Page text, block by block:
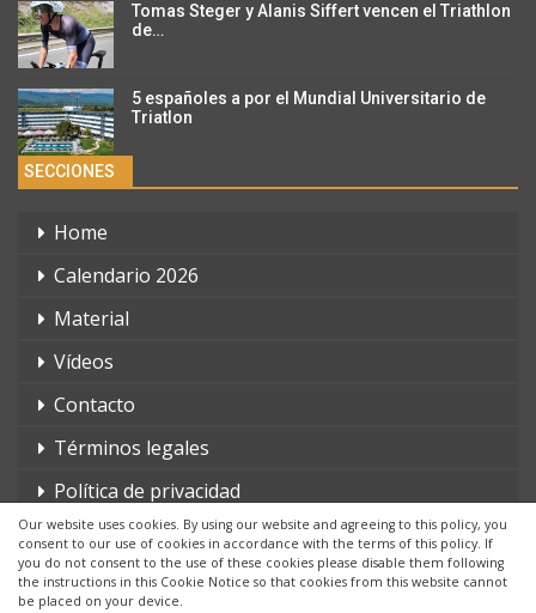
Our website uses cookies. By using our website and agreeing to this policy, you
consent to our use of cookies in accordance with the terms of this policy. If
you do not consent to the use of these cookies please disable them following
the instructions in this Cookie Notice so that cookies from this website cannot
be placed on your device.
Tomas Steger y Alanis Siffert vencen el Triathlon
de…
5 españoles a por el Mundial Universitario de
Triatlon
SECCIONES
Home
Calendario 2026
Material
Vídeos
Contacto
Términos legales
Política de privacidad
© 2026 - triatlonchannel.com. Todos los derechos reservados.